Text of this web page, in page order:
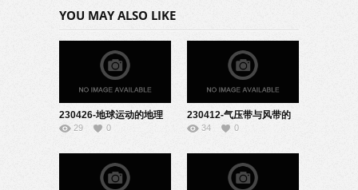
YOU MAY ALSO LIKE
230426-地球运动的地理
意义-10200344
29 0
230412-气压带与风带的
形成-10200344
34 0